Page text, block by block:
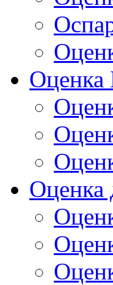
Оценка
Оценка